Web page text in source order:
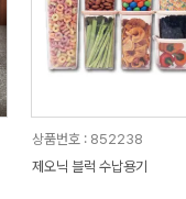
상품번호 : 852238
제오닉 블럭 수납용기